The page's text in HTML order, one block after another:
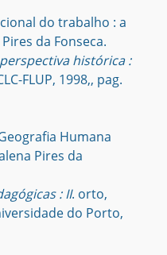
do trabalho : a
da Fonseca.
histórica :
FLUP, 1998,, pag.
Humana
Pires da
: II. orto,
do Porto,